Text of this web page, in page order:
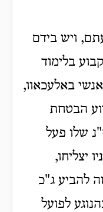
ויש בידם
בלימוד
באלעכאוו,
הבטחת
שלו פעל
יצליחו,
להביע ג"כ
לפועל